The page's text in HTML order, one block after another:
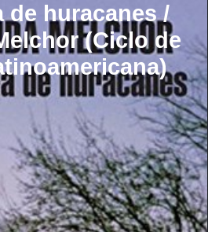
de huracanes /
(Ciclo de